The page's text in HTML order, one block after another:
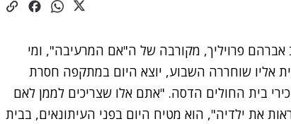
פרויליך, מקורבה של ה"אם המרעיבה", ומי
אליו שוחררה השבוע, יוצא היום במתקפה חסרת
בית החולים הדסה. "אתם אלו שצריכים לממן לאם
את ילדיה", הוא מטיח היום בפני העיתונאים, בבית